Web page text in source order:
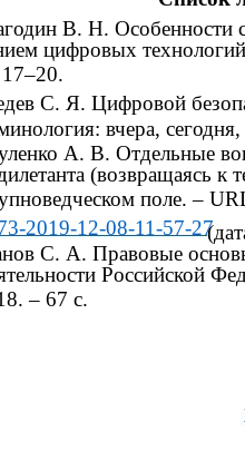
В. Н. Особенности
цифровых
С. Я. Цифровой
вчера,
А. В. Отдельные
(возвращаясь
поле. –
2019-12-08-11-57-27
С. А. Правовые
Российской
– 67 с.